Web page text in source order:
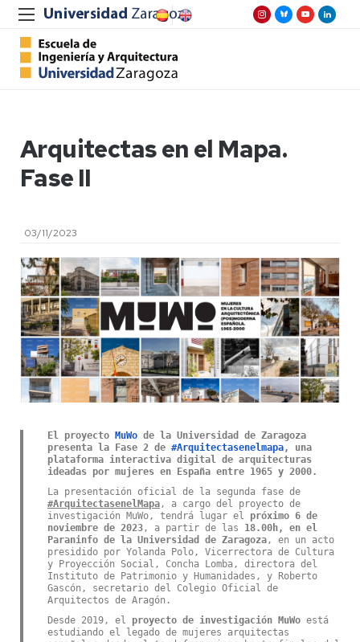
Arquitectas en el Mapa.
Fase II
03/11/2023
El proyecto MuWo de la Universidad de Zaragoza
presenta la Fase 2 de #Arquitectasenelmapa, una
plataforma interactiva digital de arquitecturas
ideadas por mujeres en España entre 1965 y 2000.
La presentación oficial de la segunda fase de
#ArquitectasenelMapa , a cargo del proyecto de
investigación MuWo, tendrá lugar el próximo 6 de
noviembre de 2023 , a partir de las 18.00h, en el
Paraninfo de la Universidad de Zaragoza , en un acto
presidido por Yolanda Polo, Vicerrectora de Cultura
y Proyección Social, Concha Lomba, directora del
Instituto de Patrimonio y Humanidades, y Roberto
Gascón, secretario del Colegio Oficial de
Arquitectos de Aragón.
Desde 2019, el proyecto de investigación MuWo está
estudiando el legado de mujeres arquitectas